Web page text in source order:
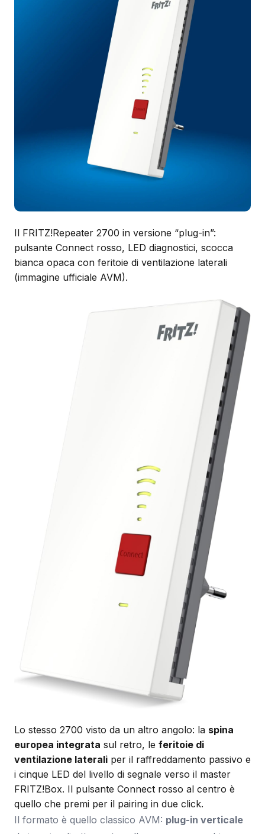
Il FRITZ!Repeater 2700 in versione “plug-in”:
pulsante Connect rosso, LED diagnostici, scocca
bianca opaca con feritoie di ventilazione laterali
(immagine ufficiale AVM).
Lo stesso 2700 visto da un altro angolo: la spina
europea integrata sul retro, le feritoie di
ventilazione laterali per il raffreddamento passivo e
i cinque LED del livello di segnale verso il master
FRITZ!Box. Il pulsante Connect rosso al centro è
quello che premi per il pairing in due click.
Il formato è quello classico AVM: plug-in verticale